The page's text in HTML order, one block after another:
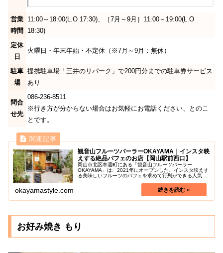
営業
時間
11:00～18:00(L.O 17:30)、［7月～9月］11:00～19:00(L.O
18:30)
定休
日
火曜日・年末年始・不定休（※7月～9月：無休）
駐車
場
提携駐車場「三井のリパーク」で200円分までの駐車券サービス
あり
問合
せ先
086-236-8511
※行き方が分からない場合はお気軽にお電話ください、とのこ
とです。
観音山フルーツパーラーOKAYAMA｜インスタ映
えする絶品パフェのお店【岡山駅前西口】
岡山市北区奉還町にある「観音山フルーツパーラー
OKAYAMA」は、2021年にオープンした、インスタ映えす
る美味しいフルーツのパフェを求めて行列ができる人気の
okayamastyle.com
お好み焼き もり